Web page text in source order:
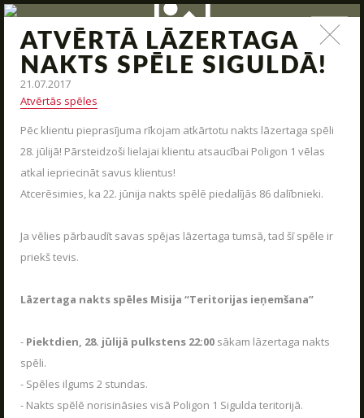
ATVĒRTĀ LĀZERTAGA
NAKTS SPĒLE SIGULDĀ!
21.07.2017
Atvērtās spēles
Pēc klientu pieprasījuma rīkojam atkārtotu nakts lāzertaga spēli
28. jūlijā! Pārsteidzoši lielajai klientu atsaucībai Poligon 1 vēlas
atkal iepriecināt savus klientus!
Atcerēsimies, ka 22. jūnija nakts spēlē piedalījās 86 dalībnieki.
Ja vēlies pārbaudīt savas spējas lāzertaga tumsā, tad šī spēle ir
priekš tevis.
Lāzertaga nakts spēles Misija “Teritorijas ieņemšana”
- Piektdien, 28. jūlijā pulkstens 22:00 sākam lāzertaga nakts
spēli.
- Spēles ilgums 2 stundas.
- Nakts spēlē norisināsies visā Poligon 1 Sigulda teritorijā.
STARTS
PAR MUMS
KONTAKTI
Kas ir Lāzertags?
ZIŅAS
Jauna arsenāla ienākšana, poligona modernizācija,
interesantas kaujas un jauni piedāvājumi – tas viss un vēl
daudz kas cits mūsu ziņas.
04.06.2026
Poligon 1 Siguldā ir plašs pakalpojumu klāsts.
UZRAKSTĪT MUMS